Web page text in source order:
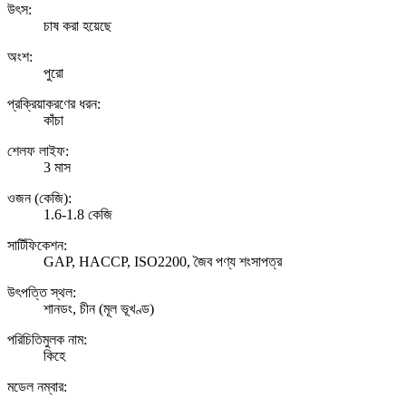
উৎস:
চাষ করা হয়েছে
অংশ:
পুরো
প্রক্রিয়াকরণের ধরন:
কাঁচা
শেলফ লাইফ:
3 মাস
ওজন (কেজি):
1.6-1.8 কেজি
সার্টিফিকেশন:
GAP, HACCP, ISO2200, জৈব পণ্য শংসাপত্র
উৎপত্তি স্থল:
শানডং, চীন (মূল ভূখণ্ড)
পরিচিতিমুলক নাম:
কিহে
মডেল নম্বার: